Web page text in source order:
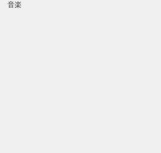
音楽